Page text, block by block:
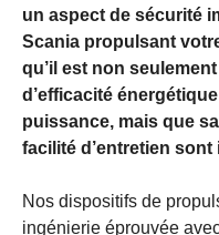
un aspect de sécurité
Scania propulsant
qu’il est non
d’efficacité
puissance, mais que
facilité d’entretien sont
Nos dispositifs de
ingénierie éprouvée